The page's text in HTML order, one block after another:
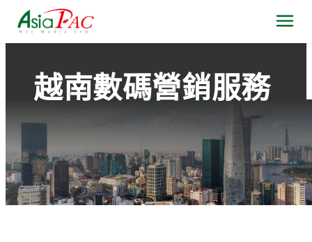
越南數碼營銷服務